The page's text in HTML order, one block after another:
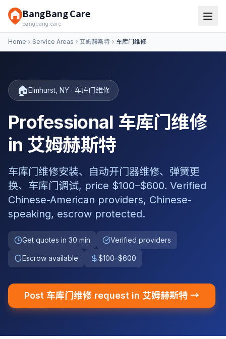
BangBang Care
bangbang.care
Home Service Areas 艾姆赫斯特 车库门维修
🏠Elmhurst NY · 车库门维修
Professional 车库门维修
in 艾姆赫斯特
车库门维修安装、自动开门器维修、弹簧更
换、车库门调试, price $100–$600. Verified
Chinese-American providers, Chinese-
speaking, escrow protected.
Get quotes in 30 min Verified providers
Escrow available $100–$600
Post 车库门维修 request in 艾姆赫斯特 →